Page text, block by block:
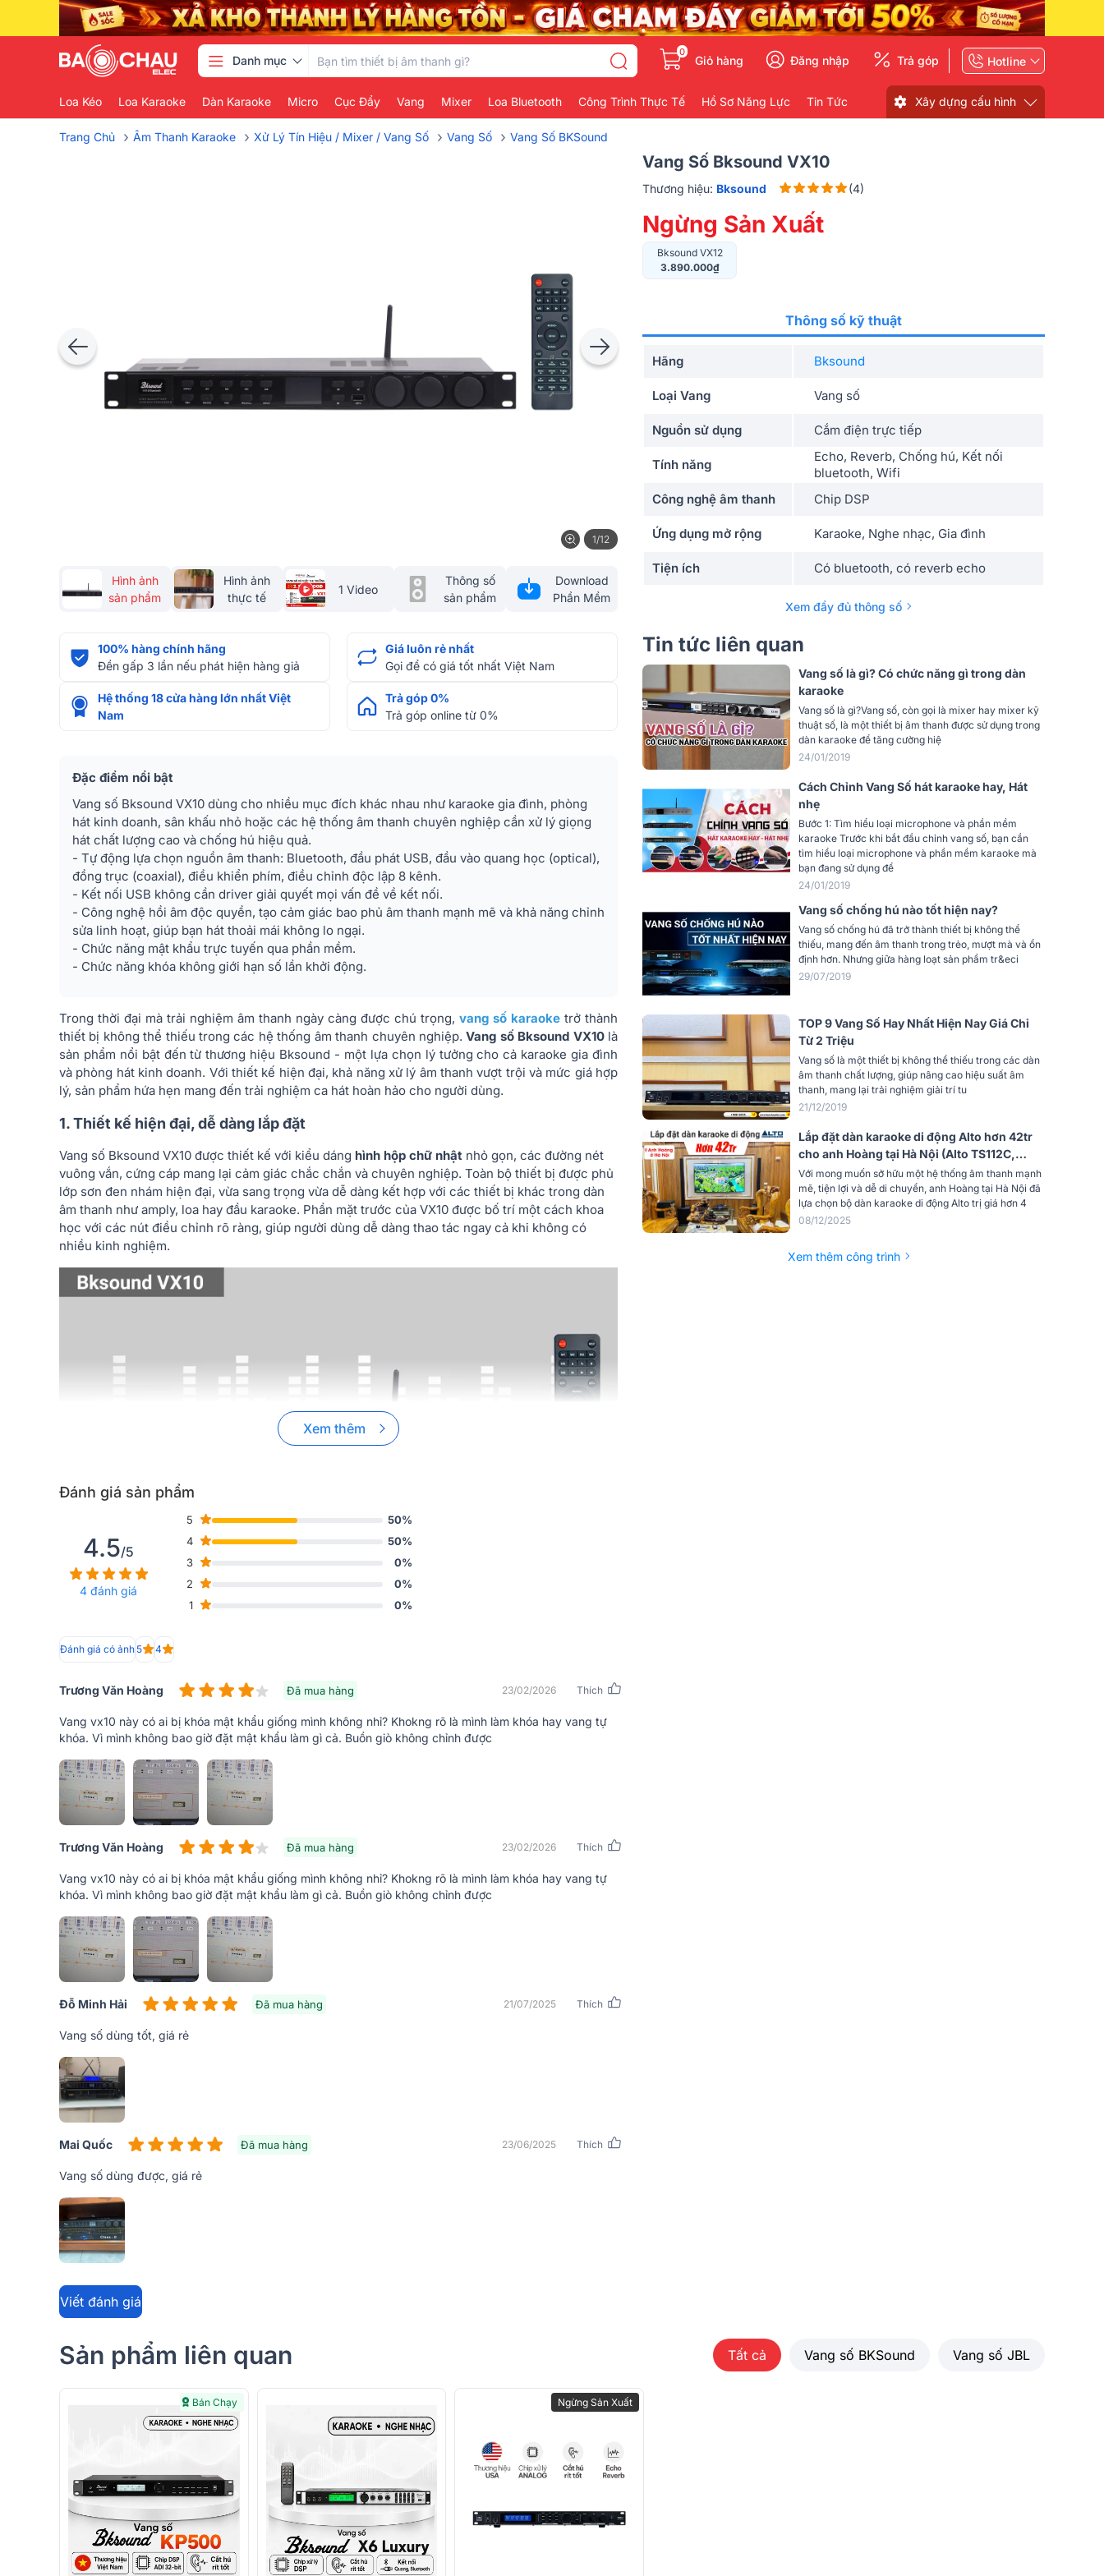
Danh mục
0
Giỏ hàng Đăng nhập Trả góp Hotline
Loa Kéo Loa Karaoke Dàn Karaoke Micro Cục Đẩy Vang Mixer Loa Bluetooth Công Trình Thực Tế Hồ Sơ Năng Lực Tin Tức Xây dựng cấu hình
Trang Chủ › Âm Thanh Karaoke › Xử Lý Tín Hiệu / Mixer / Vang Số › Vang Số › Vang Số BKSound
1/12
Hình ảnh
sản phẩm
Hình ảnh
thực tế
1 Video
Thông số
sản phẩm
Download
Phần Mềm
100% hàng chính hãng
Đền gấp 3 lần nếu phát hiện hàng giả
Giá luôn rẻ nhất
Gọi để có giá tốt nhất Việt Nam
Hệ thống 18 cửa hàng lớn nhất Việt
Nam
Trả góp 0%
Trả góp online từ 0%
Đặc điểm nổi bật
Vang số Bksound VX10 dùng cho nhiều mục đích khác nhau như karaoke gia đình, phòng
hát kinh doanh, sân khấu nhỏ hoặc các hệ thống âm thanh chuyên nghiệp cần xử lý giọng
hát chất lượng cao và chống hú hiệu quả.
- Tự động lựa chọn nguồn âm thanh: Bluetooth, đầu phát USB, đầu vào quang học (optical),
đồng trục (coaxial), điều khiển phím, điều chỉnh độc lập 8 kênh.
- Kết nối USB không cần driver giải quyết mọi vấn đề về kết nối.
- Công nghệ hồi âm độc quyền, tạo cảm giác bao phủ âm thanh mạnh mẽ và khả năng chỉnh
sửa linh hoạt, giúp bạn hát thoải mái không lo ngại.
- Chức năng mật khẩu trực tuyến qua phần mềm.
- Chức năng khóa không giới hạn số lần khởi động.
Trong thời đại mà trải nghiệm âm thanh ngày càng được chú trọng, vang số karaoke trở thành
thiết bị không thể thiếu trong các hệ thống âm thanh chuyên nghiệp.Vang số Bksound VX10là
sản phẩm nổi bật đến từ thương hiệu Bksound - một lựa chọn lý tưởng cho cả karaoke gia đình
và phòng hát kinh doanh. Với thiết kế hiện đại, khả năng xử lý âm thanh vượt trội và mức giá hợp
lý, sản phẩm hứa hẹn mang đến trải nghiệm ca hát hoàn hảo cho người dùng.
1. Thiết kế hiện đại, dễ dàng lắp đặt
Vang số Bksound VX10 được thiết kế với kiểu dáng hình hộp chữ nhật nhỏ gọn, các đường nét
vuông vắn, cứng cáp mang lại cảm giác chắc chắn và chuyên nghiệp. Toàn bộ thiết bị được phủ
lớp sơn đen nhám hiện đại, vừa sang trọng vừa dễ dàng kết hợp với các thiết bị khác trong dàn
âm thanh như amply, loa hay đầu karaoke. Phần mặt trước của VX10 được bố trí một cách khoa
học với các nút điều chỉnh rõ ràng, giúp người dùng dễ dàng thao tác ngay cả khi không có
nhiều kinh nghiệm.
và nguồn điện - hỗ trợ kết nối nhanh chóng với các thiết bị ngoại vi. Nhờ kích thước nhỏ gọn và
trọng lượng vừa phải, Bksound VX10 có thể dễ dàng lắp đặt trong nhiều không gian khác nhau,
từ phòng khách gia đình cho đến phòng hát kinh doanh chuyên nghiệp.
2. Những tính năng nổi bật của vang số Bksound VX10
Xử lý âm thanh kỹ thuật số DSP
Vang số BksoundVX10 được tích hợp bộ xử lý âm thanh kỹ thuật số DSP (Digital Signal
Processing) hiện đại, giúp xử lý tín hiệu âm thanh một cách mượt mà và chính xác. Nhờ đó, âm
thanh đầu ra trở nên sạch, rõ ràng, trong trẻo và chuyên nghiệp hơn. Giọng hát được tái hiện
một cách chi tiết và mềm mại, giúp người hát thể hiện cảm xúc tốt hơn, đặc biệt phù hợp cho
những ai yêu thích ca hát tại gia hoặc sử dụng trong môi trường bán chuyên.
Xem thêm
Đánh giá sản phẩm
4.5/5
4 đánh giá
5
50%
4
50%
3
0%
2
0%
1
0%
Đánh giá có ảnh 5 4
Trương Văn Hoàng Đã mua hàng 23/02/2026 Thích
Vang vx10 này có ai bị khóa mật khẩu giống mình không nhỉ? Khokng rõ là mình làm khóa hay vang tự
khóa. Vì mình không bao giờ đặt mật khẩu làm gì cả. Buồn giò không chỉnh được
Trương Văn Hoàng Đã mua hàng 23/02/2026 Thích
Vang vx10 này có ai bị khóa mật khẩu giống mình không nhỉ? Khokng rõ là mình làm khóa hay vang tự
khóa. Vì mình không bao giờ đặt mật khẩu làm gì cả. Buồn giò không chỉnh được
Đỗ Minh Hải Đã mua hàng 21/07/2025 Thích
Vang số dùng tốt, giá rẻ
Mai Quốc Đã mua hàng 23/06/2025 Thích
Vang số dùng được, giá rẻ
Viết đánh giá
Vang Số Bksound VX10
Thương hiệu: Bksound (4)
Ngừng Sản Xuất
Bksound VX12
3.890.000₫
Thông số kỹ thuật
Hãng Bksound
Loại Vang Vang số
Nguồn sử dụng Cắm điện trực tiếp
Tính năng
Echo, Reverb, Chống hú, Kết nối
bluetooth, Wifi
Công nghệ âm thanh
Chip DSP
Ứng dụng mở rộng Karaoke, Nghe nhạc, Gia đình
Tiện ích Có bluetooth, có reverb echo
bluetooth, Cổng Quang (Optical)
Cổng kết nối
Đen
Phân khúc Giá rẻ
Kích thước đầu thu
(RxCxS)
48 x 4,5 x 21(cm)
Cân nặng 2.8kg
Nhập khẩu & Phân
phối
CÔNG TY TNHH QUỐC TẾ BK SOUND
VIỆT NAM
Xem đầy đủ thông số
Tin tức liên quan
Vang số là gì? Có chức năng gì trong dàn
karaoke
Vang số là gì?Vang số, còn gọi là mixer hay mixer kỹ
thuật số, là một thiết bị âm thanh được sử dụng trong
dàn karaoke để tăng cường hiệ
24/01/2019
Cách Chỉnh Vang Số hát karaoke hay, Hát
nhẹ
Bước 1: Tìm hiểu loại microphone và phần mềm
karaoke Trước khi bắt đầu chỉnh vang số, bạn cần
tìm hiểu loại microphone và phần mềm karaoke mà
bạn đang sử dụng để
24/01/2019
Vang số chống hú nào tốt hiện nay?
Vang số chống hú đã trở thành thiết bị không thể
thiếu, mang đến âm thanh trong trẻo, mượt mà và ổn
định hơn. Nhưng giữa hàng loạt sản phẩm tr&eci
29/07/2019
TOP 9 Vang Số Hay Nhất Hiện Nay Giá Chỉ
Từ 2 Triệu
Vang số là một thiết bị không thể thiếu trong các dàn
âm thanh chất lượng, giúp nâng cao hiệu suất âm
thanh, mang lại trải nghiệm giải trí tu
21/12/2019
Lắp đặt dàn karaoke di động Alto hơn 42tr
cho anh Hoàng tại Hà Nội (Alto TS112C,
BKSound VX10, BKSound M200)
Với mong muốn sở hữu một hệ thống âm thanh mạnh
mẽ, tiện lợi và dễ di chuyển, anh Hoàng tại Hà Nội đã
lựa chọn bộ dàn karaoke di động Alto trị giá hơn 4
08/12/2025
Xem thêm công trình
Sản phẩm liên quan Tất cả Vang số BKSound Vang số JBL
Bán Chạy Ngừng Sản Xuất